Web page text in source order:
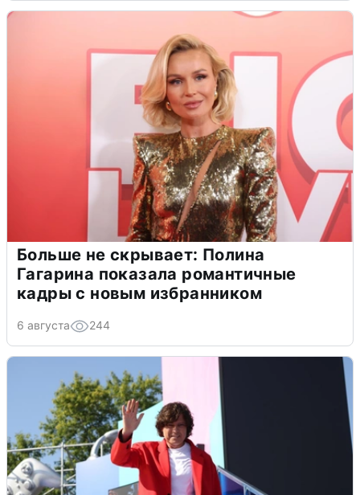
Больше не скрывает: Полина
Гагарина показала романтичные
кадры с новым избранником
6 августа 244